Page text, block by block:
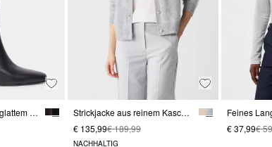
Kniehohe Boots aus glattem Rindsleder
Strickjacke aus reinem Kaschmir
€ 135,99€ 189,99
NACHHALTIG
€ 37,99€